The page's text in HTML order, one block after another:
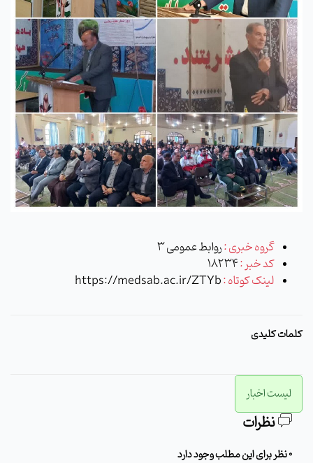
گروه خبری :روابط عمومی 3
کد خبر :18234
لینک کوتاه :https://medsab.ac.ir/ZTYb
کلمات کلیدی
لیست اخبار
نظرات
0 نظر برای این مطلب وجود دارد